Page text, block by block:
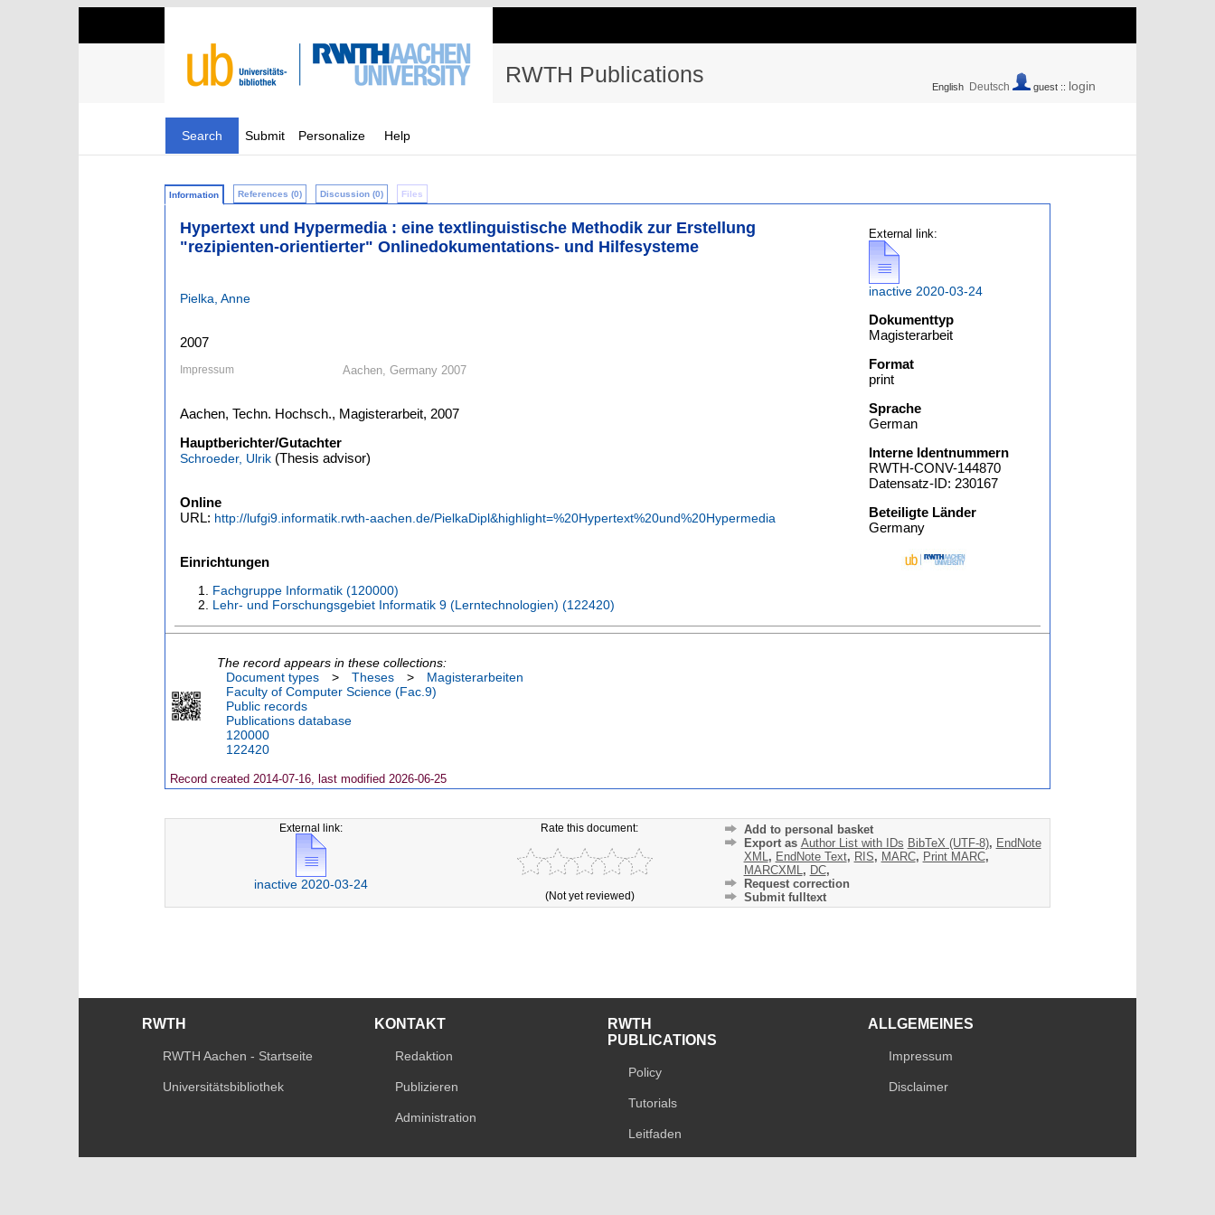
RWTH Publications English Deutsch guest :: login
Search Submit Personalize Help
Information References (0) Discussion (0) Files
Hypertext und Hypermedia : eine textlinguistische Methodik zur Erstellung
"rezipienten-orientierter" Onlinedokumentations- und Hilfesysteme
Pielka, Anne
2007
Impressum Aachen, Germany 2007
Aachen, Techn. Hochsch., Magisterarbeit, 2007
Hauptberichter/Gutachter
Schroeder, Ulrik (Thesis advisor)
Online
URL: http://lufgi9.informatik.rwth-aachen.de/PielkaDipl&highlight=%20Hypertext%20und%20Hypermedia
Einrichtungen
Fachgruppe Informatik (120000)
Lehr- und Forschungsgebiet Informatik 9 (Lerntechnologien) (122420)
External link:
inactive 2020-03-24
Dokumenttyp
Magisterarbeit
Format
print
Sprache
German
Interne Identnummern
RWTH-CONV-144870
Datensatz-ID: 230167
Beteiligte Länder
Germany
The record appears in these collections:
Document types
> Theses >
Magisterarbeiten
Faculty of Computer Science (Fac.9)
Public records
Publications database
120000
122420
Record created 2014-07-16, last modified 2026-06-25
External link:
inactive 2020-03-24
Rate this document:
(Not yet reviewed)
Add to personal basket
Export as Author List with IDs BibTeX (UTF-8), EndNote
XML , EndNote Text, RIS, MARC, Print MARC,
MARCXML , DC,
Request correction
Submit fulltext
RWTH
RWTH Aachen - Startseite
Universitätsbibliothek
KONTAKT
Redaktion
Publizieren
Administration
RWTH
PUBLICATIONS
Policy
Tutorials
Leitfaden
ALLGEMEINES
Impressum
Disclaimer